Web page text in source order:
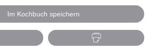
Im Kochbuch speichern